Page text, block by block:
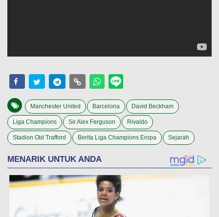
Manchester United Barcelona David Beckham
Liga Champions Sir Alex Ferguson Rivaldo
Stadion Old Trafford Berita Liga Champions Eropa Sejarah